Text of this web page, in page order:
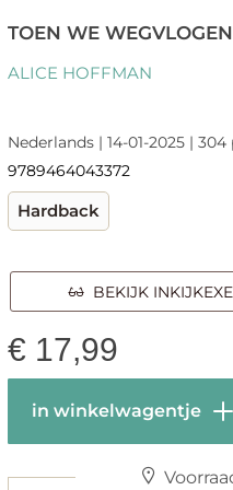
TOEN WE WEGVLOGEN
ALICE HOFFMAN
Nederlands | 14-01-2025 |
9789464043372
Hardback
BEKIJK
€ 17,99
in winkelwagentje